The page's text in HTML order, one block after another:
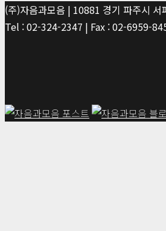
(주)자음과모음 | 10881 경기 파주시
Tel : 02-324-2347 | Fax : 02-6959-